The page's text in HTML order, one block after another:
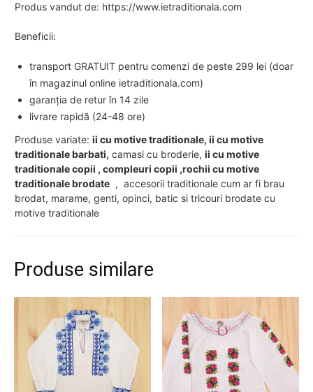
Produs vandut de: https://www.ietraditionala.com
Beneficii:
transport GRATUIT pentru comenzi de peste 299 lei (doar
în magazinul online ietraditionala.com)
garanția de retur în 14 zile
livrare rapidă (24-48 ore)
Produse variate: ii cu motive traditionale, ii cu motive
traditionale barbati, camasi cu broderie, ii cu motive
traditionale copii , compleuri copii ,rochii cu motive
traditionale brodate , accesorii traditionale cum ar fi brau
brodat, marame, genti, opinci, batic si tricouri brodate cu
motive traditionale
Produse similare